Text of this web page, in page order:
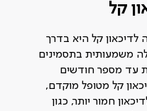
קל
קל היא בדרך
משמעותית בתסמינים
עד מספר חודשים
קל מטופל מוקדם,
חמור יותר, כגון